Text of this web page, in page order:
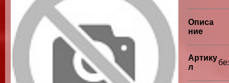
Описа
ние
Артику
л